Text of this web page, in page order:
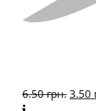
6.50грн. 3.50